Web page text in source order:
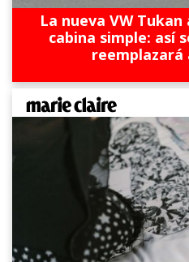
La nueva VW
cabina simple: así
reemplazará